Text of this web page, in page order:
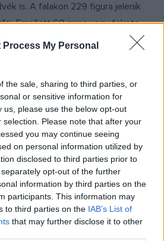
Process My Personal
the sale, sharing to third parties, or
or sensitive information for
us, please use the below opt-out
Please note that after your
you may continue seeing
on personal information utilized by
disclosed to third parties prior to
opt-out of the further
information by third parties on the
participants. This information may
to third parties on the IAB’s List of
that may further disclose it to other
is. A falakon 229 figura jelenik
Emellett 69 piros vagy fekete
három véletlenül odakerült
is – felfedeztek a kutatók.